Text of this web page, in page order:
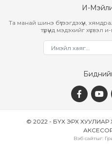
И-
Та манай шинэ бүтээгдэхүүн,
түрүүнд мэдэхийг хүсвэл и-
© 2022 - БҮХ ЭРХ
Вэб сайтыг: